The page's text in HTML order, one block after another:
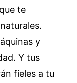
te
y
Y tus
fieles a tu